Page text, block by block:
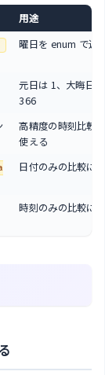
用途
曜日を enum で返
元日は 1、大晦日
366
高精度の時刻比較
使える
日付のみの比較に
時刻のみの比較に